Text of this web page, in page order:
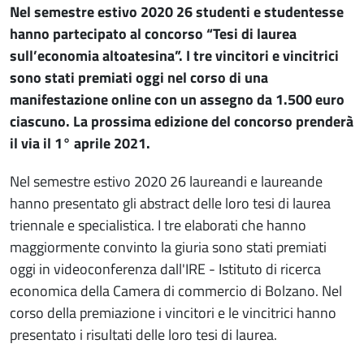
Nel semestre estivo 2020 26 studenti e studentesse
hanno partecipato al concorso “Tesi di laurea
sull’economia altoatesina”. I tre vincitori e vincitrici
sono stati premiati oggi nel corso di una
manifestazione online con un assegno da 1.500 euro
ciascuno. La prossima edizione del concorso prenderà
il via il 1° aprile 2021.
Nel semestre estivo 2020 26 laureandi e laureande
hanno presentato gli abstract delle loro tesi di laurea
triennale e specialistica. I tre elaborati che hanno
maggiormente convinto la giuria sono stati premiati
oggi in videoconferenza dall'IRE - Istituto di ricerca
economica della Camera di commercio di Bolzano. Nel
corso della premiazione i vincitori e le vincitrici hanno
presentato i risultati delle loro tesi di laurea.